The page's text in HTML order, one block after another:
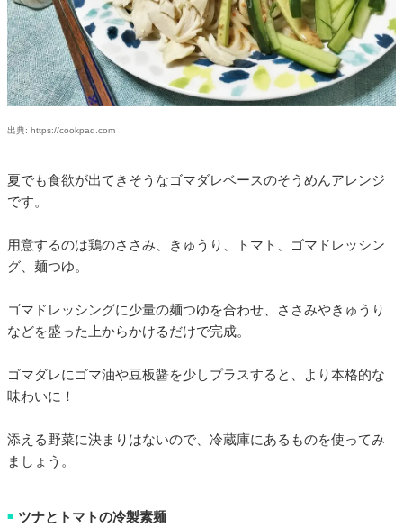
出典: https://cookpad.com
夏でも食欲が出てきそうなゴマダレベースのそうめんアレンジ
です。
用意するのは鶏のささみ、きゅうり、トマト、ゴマドレッシン
グ、麺つゆ。
ゴマドレッシングに少量の麺つゆを合わせ、ささみやきゅうり
などを盛った上からかけるだけで完成。
ゴマダレにゴマ油や豆板醤を少しプラスすると、より本格的な
味わいに！
添える野菜に決まりはないので、冷蔵庫にあるものを使ってみ
ましょう。
■ ツナとトマトの冷製素麺